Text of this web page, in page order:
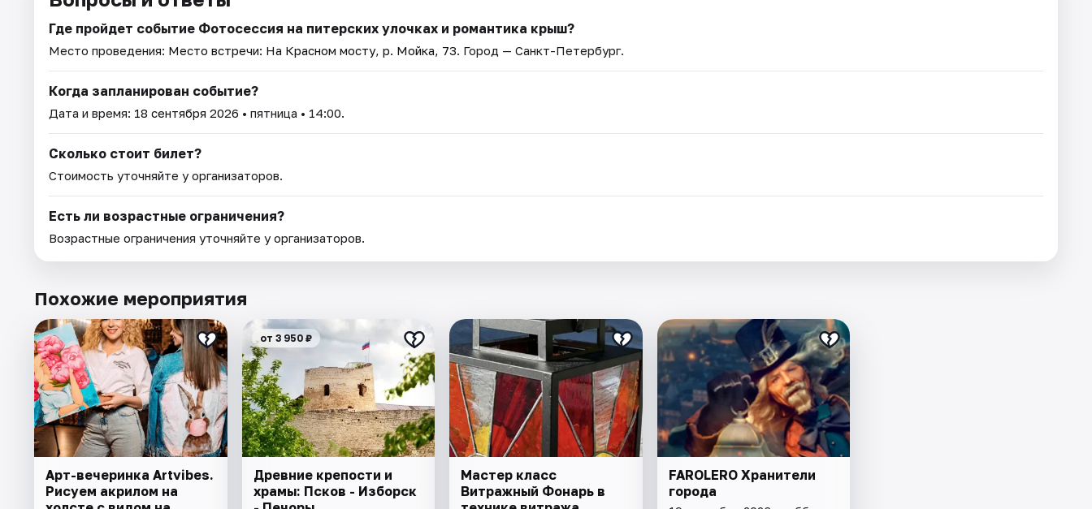
Где пройдет событие Фотосессия на питерских улочках и романтика крыш?
Место проведения: Место встречи: На Красном мосту, р. Мойка, 73. Город — Санкт-Петербург.
Когда запланирован событие?
Дата и время: 18 сентября 2026 • пятница • 14:00.
Сколько стоит билет?
Стоимость уточняйте у организаторов.
Есть ли возрастные ограничения?
Возрастные ограничения уточняйте у организаторов.
Похожие мероприятия
Арт-вечеринка Artvibes.
Рисуем акрилом на
от 3 950 ₽
Древние крепости и
храмы: Псков - Изборск
Мастер класс
Витражный Фонарь в
FAROLERO Хранители
города